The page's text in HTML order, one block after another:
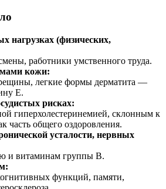
нагрузках (физических,
работники умственного труда.
кожи:
легкие формы дерматита —
E.
рисках:
гиперхолестеринемией, склонным к
часть общего оздоровления.
усталости, нервных
и витаминам группы B.
функций, памяти,